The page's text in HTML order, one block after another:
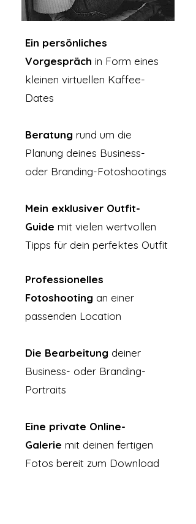
Ein persönliches
Vorgespräch in Form eines
kleinen virtuellen Kaffee-
Dates
Beratung rund um die
Planung deines Business-
oder Branding-Fotoshootings
Mein exklusiver Outfit-
Guide mit vielen wertvollen
Tipps für dein perfektes Outfit
Professionelles
Fotoshooting an einer
passenden Location
Die Bearbeitung deiner
Business- oder Branding-
Portraits
Eine private Online-
Galerie mit deinen fertigen
Fotos bereit zum Download